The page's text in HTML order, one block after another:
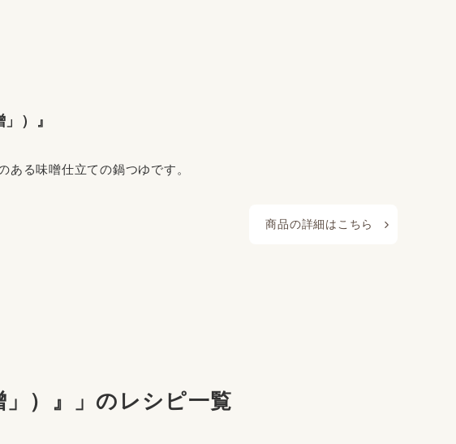
）』
ある味噌仕立ての鍋つゆです。
商品の詳細はこちら
」）』」のレシピ一覧